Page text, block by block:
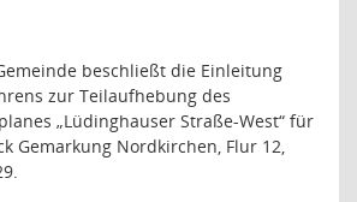
beschließt die Einleitung
zur Teilaufhebung des
„Lüdinghauser Straße-West“ für
Gemarkung Nordkirchen, Flur 12,